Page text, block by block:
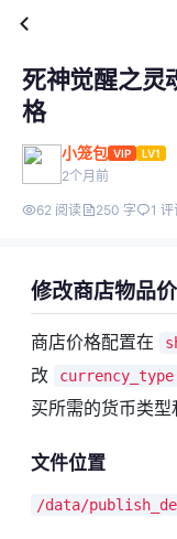
死神觉醒之灵
格
小笼包 VIP LV1
2个月前
62 阅读 250 字 1 评
修改商店物品
商店价格配置在
改
currency_type
买所需的货币类型
文件位置
/data/